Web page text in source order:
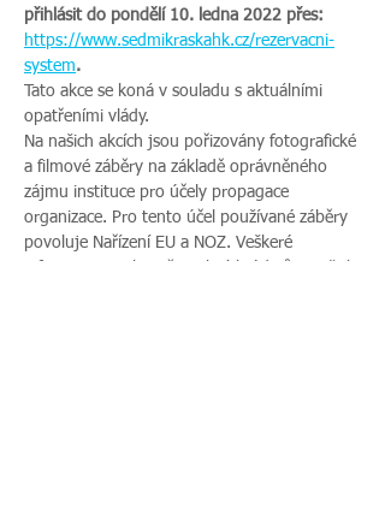
přihlásit do pondělí 10. ledna 2022 přes:
https://www.sedmikraskahk.cz/rezervacni-
system.
Tato akce se koná v souladu s aktuálními
opatřeními vlády.
Na našich akcích jsou pořizovány fotografické
a filmové záběry na základě oprávněného
zájmu instituce pro účely propagace
organizace. Pro tento účel používané záběry
povoluje Nařízení EU a NOZ. Veškeré